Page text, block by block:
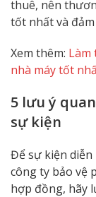
thuê, nên
tốt nhất và
Xem thêm: Làm
nhà máy tốt
5 lưu ý
sự kiện
Để sự kiện diễn
công ty bảo vệ
hợp đồng, hãy